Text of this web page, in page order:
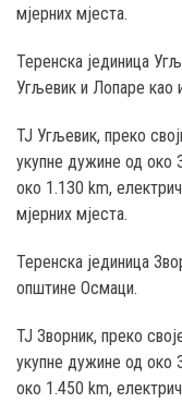
мјерних мјеста.
Теренска јединица
Угљевик и Лопаре као
ТЈ Угљевик, преко
укупне дужине од
око 1.130 km,
мјерних мјеста.
Теренска јединица
општине Осмаци.
ТЈ Зворник, преко
укупне дужине од
око 1.450 km,